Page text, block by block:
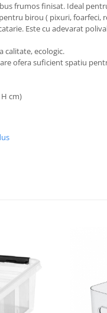
frumos finisat. Ideal
birou ( pixuri, foarfeci,
Este cu adevarat
calitate, ecologic.
ofera suficient spatiu
cm)